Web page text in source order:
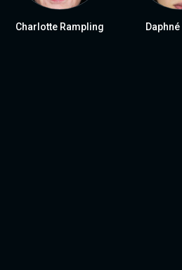
Charlotte Rampling